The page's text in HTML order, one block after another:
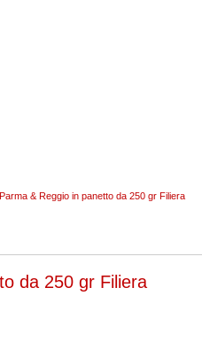
& Reggio in panetto da 250 gr Filiera
da 250 gr Filiera